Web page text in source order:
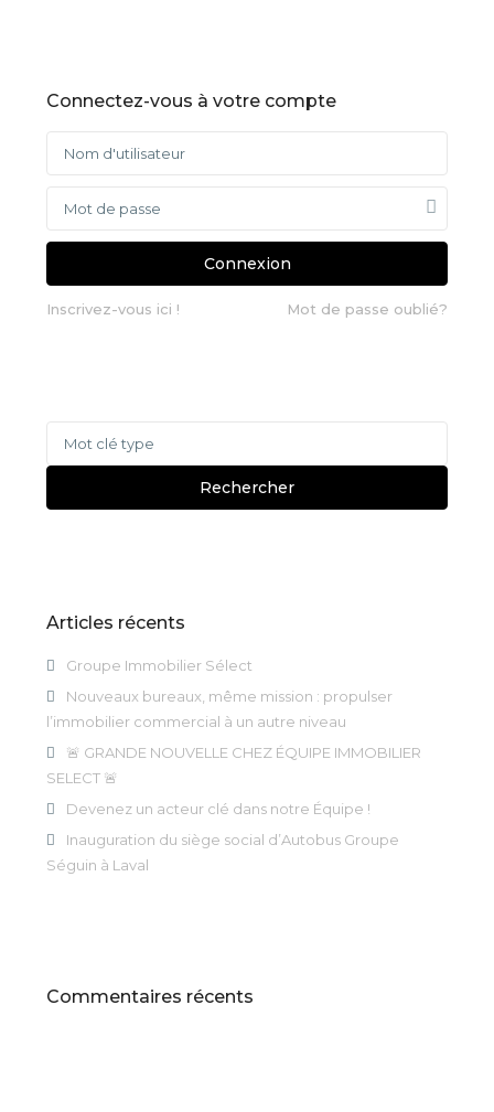
Connectez-vous à votre compte
Connexion
Inscrivez-vous ici ! Mot de passe oublié?
Rechercher
Articles récents
Groupe Immobilier Sélect
Nouveaux bureaux, même mission : propulser
l’immobilier commercial à un autre niveau
🚨 GRANDE NOUVELLE CHEZ ÉQUIPE IMMOBILIER
SELECT 🚨
Devenez un acteur clé dans notre Équipe !
Inauguration du siège social d’Autobus Groupe
Séguin à Laval
Commentaires récents